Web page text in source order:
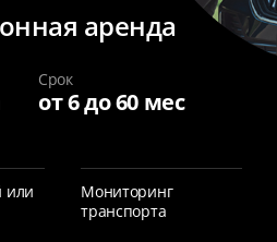
аренда
Срок
от 6 до 60 мес
или
Мониторинг
транспорта